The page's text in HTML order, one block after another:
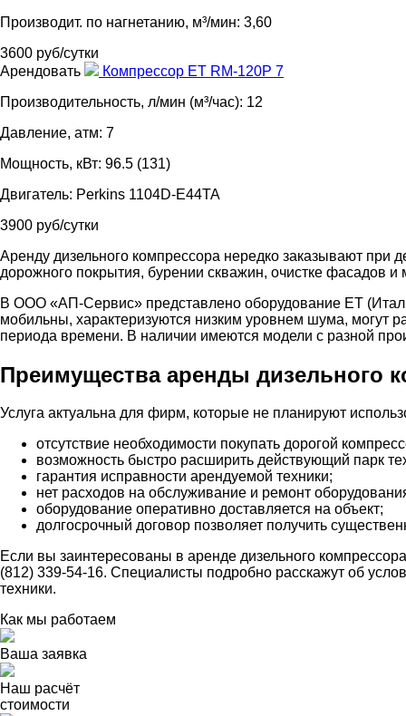
Производит. по нагнетанию, м³/мин: 3,60
3600 руб/сутки
Арендовать
Компрессор ET RM-120P 7
Производительность, л/мин (м³/час): 12
Давление, атм: 7
Мощность, кВт: 96.5 (131)
Двигатель: Perkins 1104D-E44TA
3900 руб/сутки
Аренду дизельного компрессора нередко заказывают при
дорожного покрытия, бурении скважин, очистке фасадов и
В ООО «АП-Сервис» представлено оборудование ET
мобильны, характеризуются низким уровнем шума, могут
периода времени. В наличии имеются модели с разной
Преимущества аренды дизельного
Услуга актуальна для фирм, которые не планируют
отсутствие необходимости покупать дорогой
возможность быстро расширить действующий парк
гарантия исправности арендуемой техники;
нет расходов на обслуживание и ремонт
оборудование оперативно доставляется на объект;
долгосрочный договор позволяет получить
Если вы заинтересованы в аренде дизельного
(812) 339-54-16. Специалисты подробно расскажут об
техники.
Как мы работаем
Ваша заявка
Наш расчёт
стоимости